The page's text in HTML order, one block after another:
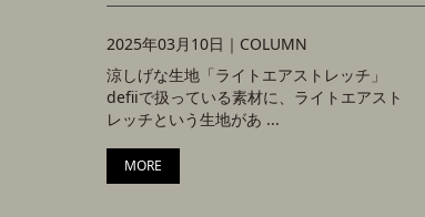
2025年03月10日｜ COLUMN
涼しげな生地「ライトエアストレッチ」
defiiで扱っている素材に、ライトエアスト
レッチという生地があ ...
MORE